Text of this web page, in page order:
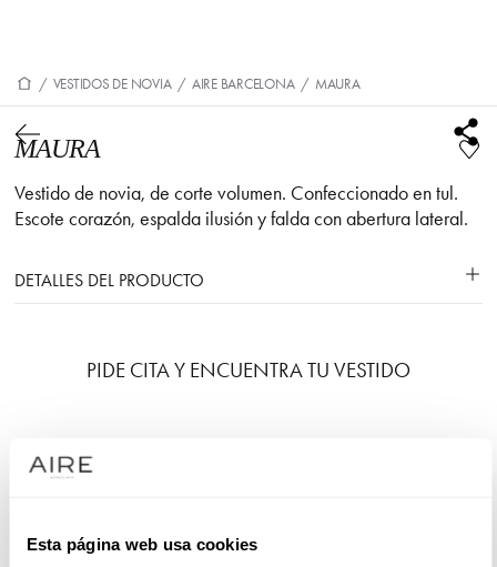
Esta página web usa cookies
/ VESTIDOS DE NOVIA / AIRE BARCELONA / MAURA
MAURA
Vestido de novia, de corte volumen. Confeccionado en tul.
Escote corazón, espalda ilusión y falda con abertura lateral.
DETALLES DEL PRODUCTO
PIDE CITA Y ENCUENTRA TU VESTIDO